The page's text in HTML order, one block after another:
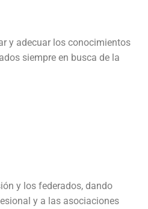
y adecuar los conocimientos
siempre en busca de la
y los federados, dando
y a las asociaciones